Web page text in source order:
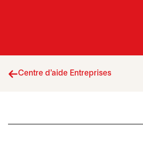
Centre d'aide Entreprises